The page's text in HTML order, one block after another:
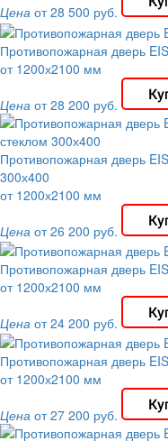
Цена от 28 500 руб.
Противопожарная дверь
от 1200х2100 мм
Цена от 28 200 руб.
Противопожарная дверь
300х400
от 1200х2100 мм
Цена от 26 200 руб.
Противопожарная дверь
от 1200х2100 мм
Цена от 24 200 руб.
Противопожарная дверь
от 1200х2100 мм
Цена от 27 200 руб.